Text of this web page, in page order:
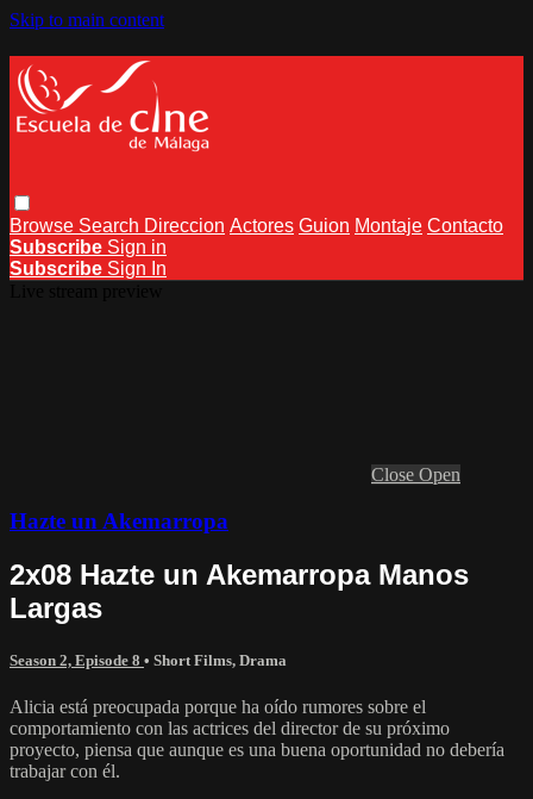
Skip to main content
Browse Search Direccion Actores Guion Montaje Contacto
Subscribe Sign in
Subscribe Sign In
Close Open
Hazte un Akemarropa
2x08 Hazte un Akemarropa Manos
Largas
Season 2, Episode 8 • Short Films, Drama
Alicia está preocupada porque ha oído rumores sobre el
comportamiento con las actrices del director de su próximo
proyecto, piensa que aunque es una buena oportunidad no debería
trabajar con él.